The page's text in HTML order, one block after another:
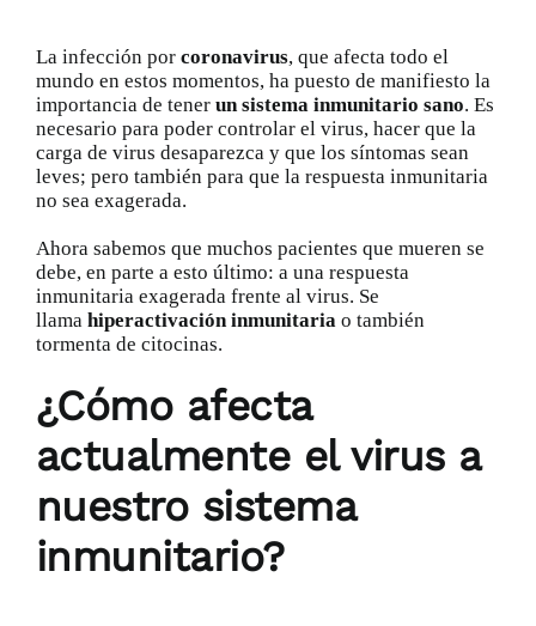
La infección por coronavirus, que afecta todo el
mundo en estos momentos, ha puesto de manifiesto la
importancia de tener un sistema inmunitario sano. Es
necesario para poder controlar el virus, hacer que la
carga de virus desaparezca y que los síntomas sean
leves; pero también para que la respuesta inmunitaria
no sea exagerada.
Ahora sabemos que muchos pacientes que mueren se
debe, en parte a esto último: a una respuesta
inmunitaria exagerada frente al virus. Se
llama hiperactivación inmunitaria o también
tormenta de citocinas.
¿Cómo afecta
actualmente el virus a
nuestro sistema
inmunitario?